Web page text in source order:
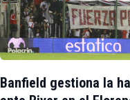
Banfield gestiona la